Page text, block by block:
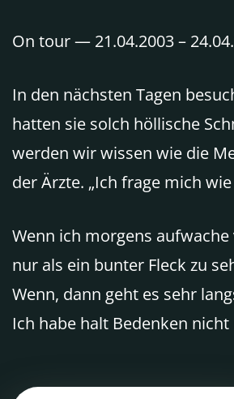
On tour — 21.04.2003 –
In den nächsten Tagen
hatten sie solch höllische
werden wir wissen wie die
der Ärzte. „Ich frage mich
Wenn ich morgens
nur als ein bunter Fleck zu
Wenn, dann geht es sehr
Ich habe halt Bedenken